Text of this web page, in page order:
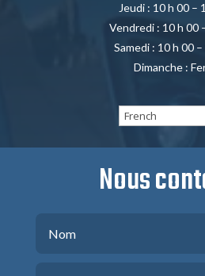
Jeudi : 10 h 00 –
Vendredi : 10 h 00
Samedi : 10 h 00
Dimanche :
Nous